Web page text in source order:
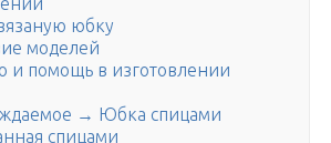
юбку
моделей
и помощь в изготовлении
→ Юбка спицами
спицами